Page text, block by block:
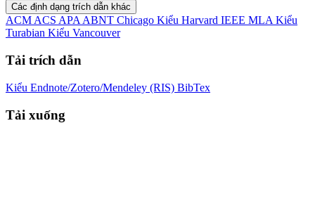
Các định dạng trích dẫn khác
ACMACS APAABNT Chicago Kiểu Harvard IEEE MLAKiểu
Turabian Kiểu Vancouver
Tải trích dẫn
Kiểu Endnote/Zotero/Mendeley (RIS) BibTex
Tải xuống